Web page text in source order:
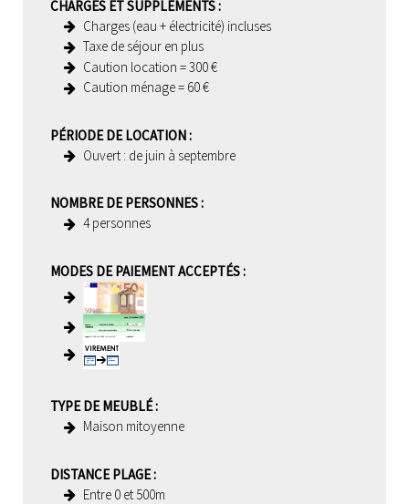
CHARGES ET SUPPLÉMENTS:
Charges (eau + électricité) incluses
Taxe de séjour en plus
Caution location =300 €
Caution ménage = 60 €
PÉRIODE DE LOCATION:
Ouvert : de juin à septembre
NOMBRE DE PERSONNES:
4 personnes
MODES DE PAIEMENT ACCEPTÉS:
TYPE DE MEUBLÉ:
Maison mitoyenne
DISTANCE PLAGE:
Entre 0 et 500m